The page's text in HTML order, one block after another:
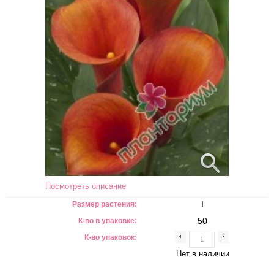
Посмотреть описание
Размер растения:
К-во в упаковке:
К-во упаковок:
I
50
Нет в наличии